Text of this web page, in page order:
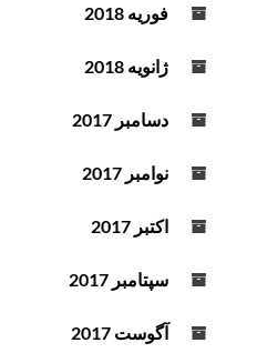
فوریه 2018
ژانویه 2018
دسامبر 2017
نوامبر 2017
اکتبر 2017
سپتامبر 2017
آگوست 2017